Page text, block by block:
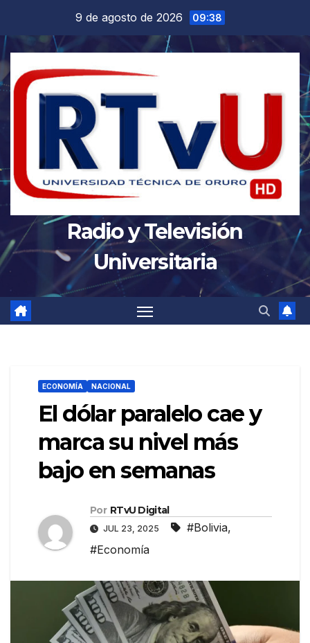
contenido
9 de agosto de 2026 09:38
Radio y Televisión
Universitaria
ECONOMÍA NACIONAL
El dólar paralelo cae y
marca su nivel más
bajo en semanas
Por RTvU Digital
JUL 23, 2025 #Bolivia,
#Economía